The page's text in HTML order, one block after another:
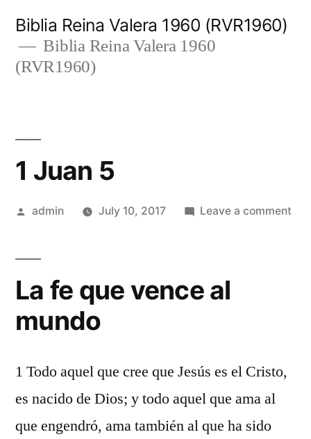
content
Biblia Reina Valera 1960 (RVR1960)
Biblia Reina Valera 1960
(RVR1960)
1 Juan 5
Posted
admin July 10, 2017 Leave a comment
La fe que vence al
mundo
1 Todo aquel que cree que Jesús es el Cristo,
es nacido de Dios; y todo aquel que ama al
que engendró, ama también al que ha sido